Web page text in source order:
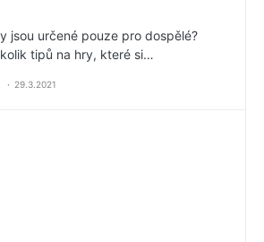
jsou určené pouze pro dospělé?
tipů na hry, které si…
29.3.2021